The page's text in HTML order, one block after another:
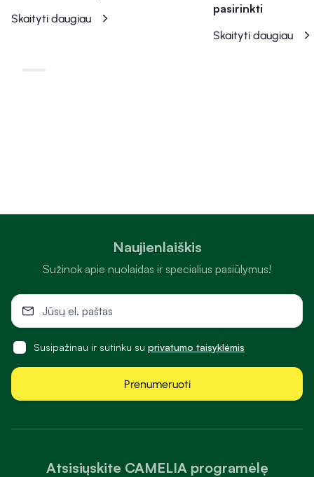
Skaityti daugiau
pasirinkti
Skaityti daugiau
Atsisiųskite CAMELIA programėlę
Naujienlaiškis
Sužinok apie nuolaidas ir specialius pasiūlymus!
Susipažinau ir sutinku su privatumo taisyklėmis
Prenumeruoti